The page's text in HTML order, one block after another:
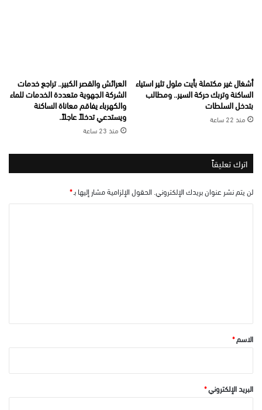
أشغال غير مكتملة بأيت ملول تثير استياء
الساكنة وتربك حركة السير.. ومطالب
بتدخل السلطات
منذ 22 ساعة
العرائش والقصر الكبير.. تراجع خدمات
الشركة الجهوية متعددة الخدمات للماء
والكهرباء يفاقم معاناة الساكنة
ويستدعي تدخلاً عاجلاً.
منذ 23 ساعة
اترك تعليقاً
لن يتم نشر عنوان بريدك الإلكتروني. الحقول الإلزامية مشار إليها بـ*
*الاسم*
البريد الإلكتروني*